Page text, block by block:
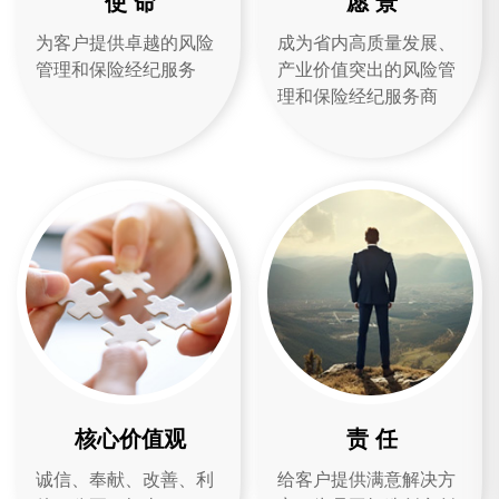
为客户提供卓越的风险
管理和保险经纪服务
成为省内高质量发展、
产业价值突出的风险管
理和保险经纪服务商
核心价值观
诚信、奉献、改善、利
责 任
给客户提供满意解决方